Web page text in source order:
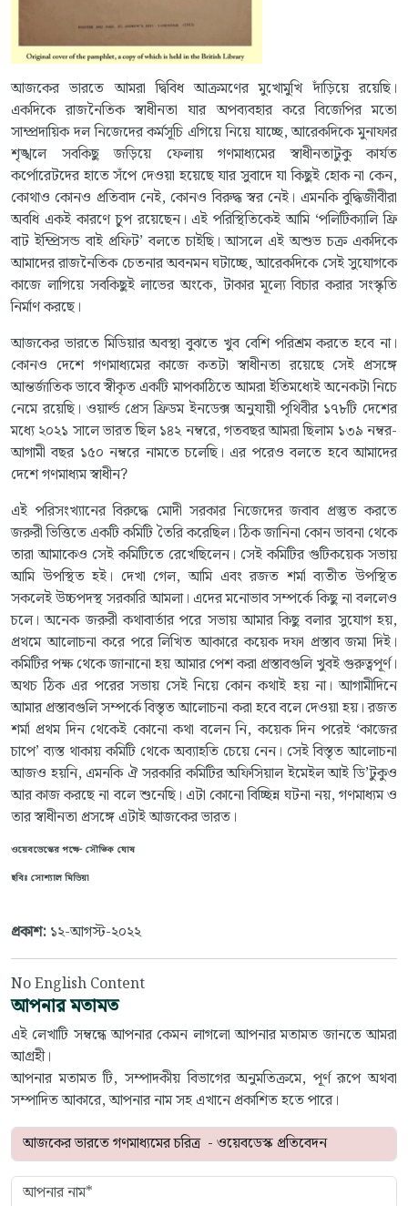
আজকের ভারতে আমরা দ্বিবিধ আক্রমণের মুখোমুখি দাঁড়িয়ে রয়েছি।
একদিকে রাজনৈতিক স্বাধীনতা যার অপব্যবহার করে বিজেপির মতো
সাম্প্রদায়িক দল নিজেদের কর্মসূচি এগিয়ে নিয়ে যাচ্ছে, আরেকদিকে মুনাফার
শৃঙ্খলে সবকিছু জড়িয়ে ফেলায় গণমাধ্যমের স্বাধীনতাটুকু কার্যত
কর্পোরেটদের হাতে সঁপে দেওয়া হয়েছে যার সুবাদে যা কিছুই হোক না কেন,
কোথাও কোনও প্রতিবাদ নেই, কোনও বিরুদ্ধ স্বর নেই। এমনকি বুদ্ধিজীবীরা
অবধি একই কারণে চুপ রয়েছেন। এই পরিস্থিতিকেই আমি ‘পলিটিক্যালি ফ্রি
বাট ইম্প্রিসন্ড বাই প্রফিট’ বলতে চাইছি। আসলে এই অশুভ চক্র একদিকে
আমাদের রাজনৈতিক চেতনার অবনমন ঘটাচ্ছে, আরেকদিকে সেই সুযোগকে
কাজে লাগিয়ে সবকিছুই লাভের অংকে, টাকার মূল্যে বিচার করার সংস্কৃতি
নির্মাণ করছে।
আজকের ভারতে মিডিয়ার অবস্থা বুঝতে খুব বেশি পরিশ্রম করতে হবে না।
কোনও দেশে গণমাধ্যমের কাজে কতটা স্বাধীনতা রয়েছে সেই প্রসঙ্গে
আন্তর্জাতিক ভাবে স্বীকৃত একটি মাপকাঠিতে আমরা ইতিমধ্যেই অনেকটা নিচে
নেমে রয়েছি। ওয়ার্ল্ড প্রেস ফ্রিডম ইনডেক্স অনুযায়ী পৃথিবীর ১৭৮টি দেশের
মধ্যে ২০২১ সালে ভারত ছিল ১৪২ নম্বরে, গতবছর আমরা ছিলাম ১৩৯ নম্বর-
আগামী বছর ১৫০ নম্বরে নামতে চলেছি। এর পরেও বলতে হবে আমাদের
দেশে গণমাধ্যম স্বাধীন?
এই পরিসংখ্যানের বিরুদ্ধে মোদী সরকার নিজেদের জবাব প্রস্তুত করতে
জরুরী ভিত্তিতে একটি কমিটি তৈরি করেছিল। ঠিক জানিনা কোন ভাবনা থেকে
তারা আমাকেও সেই কমিটিতে রেখেছিলেন। সেই কমিটির গুটিকয়েক সভায়
আমি উপস্থিত হই। দেখা গেল, আমি এবং রজত শর্মা ব্যতীত উপস্থিত
সকলেই উচ্চপদস্থ সরকারি আমলা। এদের মনোভাব সম্পর্কে কিছু না বললেও
চলে। অনেক জরুরী কথাবার্তার পরে সভায় আমার কিছু বলার সুযোগ হয়,
প্রথমে আলোচনা করে পরে লিখিত আকারে কয়েক দফা প্রস্তাব জমা দিই।
কমিটির পক্ষ থেকে জানানো হয় আমার পেশ করা প্রস্তাবগুলি খুবই গুরুত্বপূর্ণ।
অথচ ঠিক এর পরের সভায় সেই নিয়ে কোন কথাই হয় না। আগামীদিনে
আমার প্রস্তাবগুলি সম্পর্কে বিস্তৃত আলোচনা করা হবে বলে দেওয়া হয়। রজত
শর্মা প্রথম দিন থেকেই কোনো কথা বলেন নি, কয়েক দিন পরেই ‘কাজের
চাপে’ ব্যস্ত থাকায় কমিটি থেকে অব্যাহতি চেয়ে নেন। সেই বিস্তৃত আলোচনা
আজও হয়নি, এমনকি ঐ সরকারি কমিটির অফিসিয়াল ইমেইল আই ডি’টুকুও
আর কাজ করছে না বলে শুনেছি। এটা কোনো বিচ্ছিন্ন ঘটনা নয়, গণমাধ্যম ও
তার স্বাধীনতা প্রসঙ্গে এটাই আজকের ভারত।
ওয়েবডেস্কের পক্ষে- সৌভিক ঘোষ
ছবিঃ সোশ্যাল মিডিয়া
প্রকাশ: ১২-আগস্ট-২০২২
No English Content
আপনার মতামত
এই লেখাটি সম্বন্ধে আপনার কেমন লাগলো আপনার মতামত জানতে আমরা
আগ্রহী।
আপনার মতামত টি, সম্পাদকীয় বিভাগের অনুমতিক্রমে, পূর্ণ রূপে অথবা
সম্পাদিত আকারে, আপনার নাম সহ এখানে প্রকাশিত হতে পারে।